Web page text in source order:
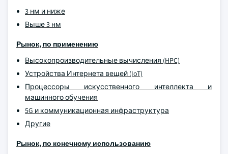
3 нм и ниже
Выше 3 нм
Рынок, по применению
Высокопроизводительные вычисления (HPC)
Устройства Интернета вещей (IoT)
Процессоры искусственного интеллекта и
машинного обучения
5G и коммуникационная инфраструктура
Другие
Рынок, по конечному использованию